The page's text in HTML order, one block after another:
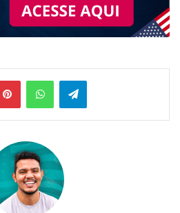
PinterestWhatsAppTelegram